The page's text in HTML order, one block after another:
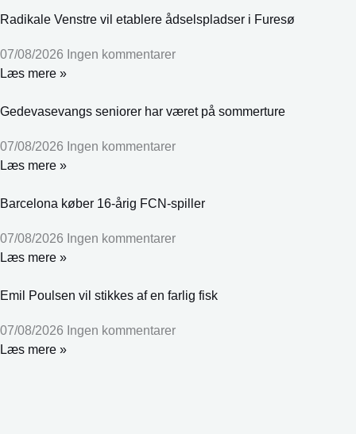
Radikale Venstre vil etablere ådselspladser i Furesø
07/08/2026 Ingen kommentarer
Læs mere »
Gedevasevangs seniorer har været på sommerture
07/08/2026 Ingen kommentarer
Læs mere »
Barcelona køber 16-årig FCN-spiller
07/08/2026 Ingen kommentarer
Læs mere »
Emil Poulsen vil stikkes af en farlig fisk
07/08/2026 Ingen kommentarer
Læs mere »